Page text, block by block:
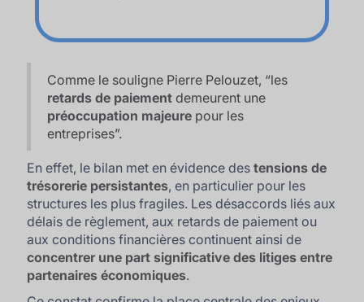
Comme le souligne Pierre Pelouzet, “les
retards de paiement demeurent une
préoccupation majeure pour les
entreprises”.
En effet, le bilan met en évidence destensions de
trésorerie persistantes, en particulier pour les
structures les plus fragiles. Les désaccords liés aux
délais de règlement, aux retards de paiement ou
aux conditions financières continuent ainsi de
concentrer une part significative des litiges entre
partenaires économiques.